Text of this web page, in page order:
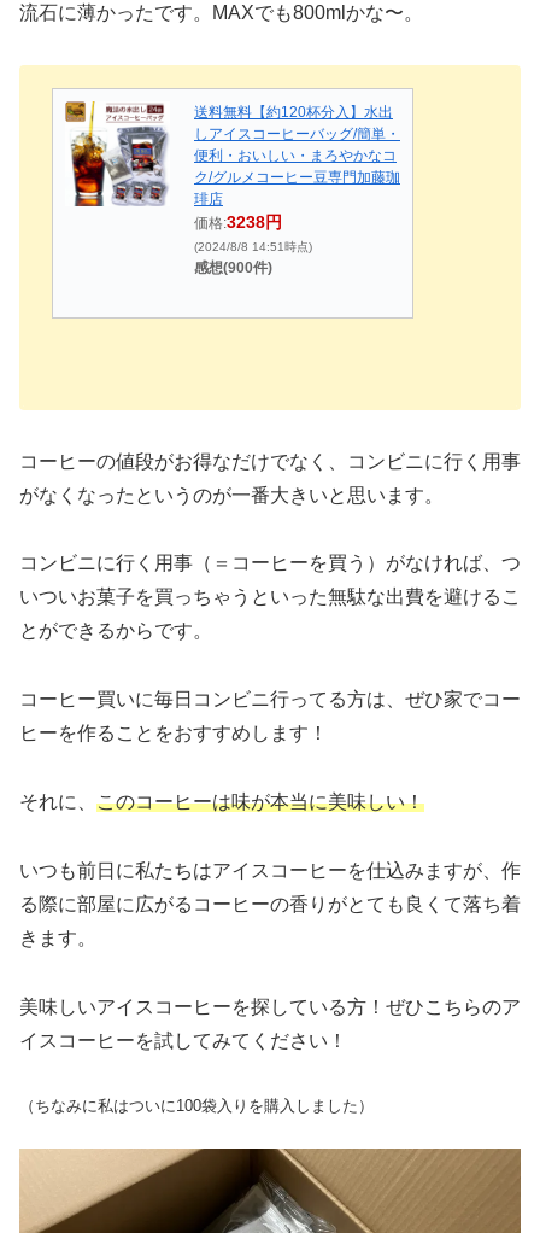
流石に薄かったです。MAXでも800mlかな〜。
送料無料【約120杯分入】水出
しアイスコーヒーバッグ/簡単・
便利・おいしい・まろやかなコ
ク/グルメコーヒー豆専門加藤珈
琲店
価格:3238円
(2024/8/8 14:51時点)
感想(900件)
コーヒーの値段がお得なだけでなく、コンビニに行く用事
がなくなったというのが一番大きいと思います。
コンビニに行く用事（＝コーヒーを買う）がなければ、つ
いついお菓子を買っちゃうといった無駄な出費を避けるこ
とができるからです。
コーヒー買いに毎日コンビニ行ってる方は、ぜひ家でコー
ヒーを作ることをおすすめします！
それに、 このコーヒーは味が本当に美味しい！
いつも前日に私たちはアイスコーヒーを仕込みますが、作
る際に部屋に広がるコーヒーの香りがとても良くて落ち着
きます。
美味しいアイスコーヒーを探している方！ぜひこちらのア
イスコーヒーを試してみてください！
（ちなみに私はついに100袋入りを購入しました）